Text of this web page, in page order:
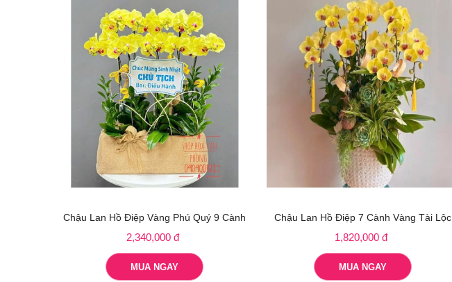
Chậu Lan Hồ Điệp Vàng Phú Quý 9 Cành
2,340,000 đ
MUA NGAY
Chậu Lan Hồ Điệp 7 Cành Vàng Tài Lộc
1,820,000 đ
MUA NGAY